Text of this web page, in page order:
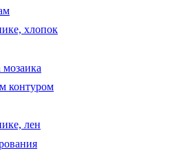
хлопок
контуром
лен